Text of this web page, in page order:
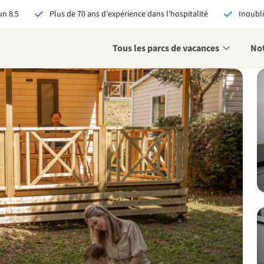
8.5 Plus de 70 ans d'expérience dans l'hospitalité
Tous les parcs de vacances
via RCN, vous
garantie du meilleur prix
avantages exclusifs
contact personnalisé
tous les avantages